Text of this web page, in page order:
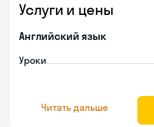
Услуги и цены
Английский язык
Уроки
Читать дальше